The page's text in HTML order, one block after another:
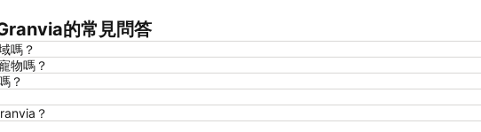
的常見問答
嗎？
物嗎？
？
？